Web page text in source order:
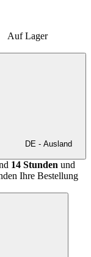
Auf Lager
DE - Ausland
14 Stunden und
Ihre Bestellung